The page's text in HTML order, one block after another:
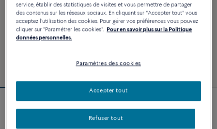
Cable 1 tour Corderie Bleu riviera
service, établir des statistiques de visites et vous permettre de partager
des contenus sur les réseaux sociaux. En cliquant sur "Accepter tout" vous
acceptez l'utilisation des cookies. Pour gérer vos préférences vous pouvez
cliquer sur "Paramétrer les cookies". Pour en savoir plus sur la Politique
données personnelles.
Paramètres des cookies
Refuser tout
Accepter tout